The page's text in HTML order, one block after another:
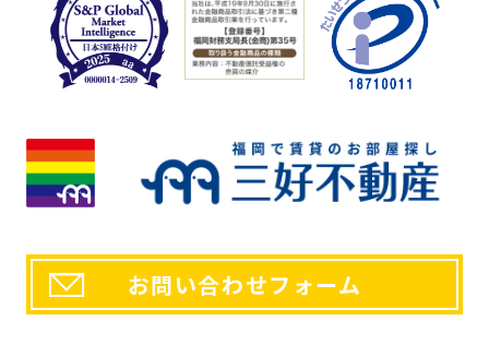
a.第三者が閲覧可能な環境に流用されない、または営利的な目
的で利用されないという前提において、個人的な表示、複製、
印刷などは認められるものとしますが、改変などは認めませ
ん。 また個人的な使用であっても著作権等に関するあらゆる
表示を削除してはならないものとします。
b.また上記以外の場合における利用に関しては、予め書面に
す。。
7. 個人情報に関するお問い合わせ先
【個人情報お客様相談窓口】
〒810-0054 福岡市中央区今川1丁目1-1
株式会社三好不動産 本社総務部
お問い合わせフォーム